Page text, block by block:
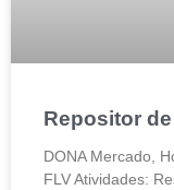
Repositor de
DONA Mercado,
FLV Atividades: